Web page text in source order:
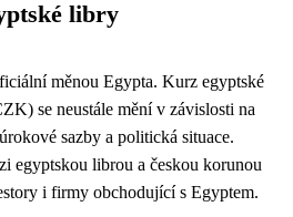
libry
měnou Egypta. Kurz egyptské
se neustále mění v závislosti na
sazby a politická situace.
egyptskou librou a českou korunou
i firmy obchodující s Egyptem.